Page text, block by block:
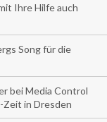
Ihre Hilfe auch
Song für die
bei Media Control
in Dresden